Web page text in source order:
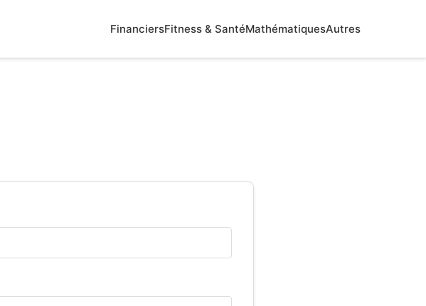
FinanciersFitness & SantéMathématiquesAutres